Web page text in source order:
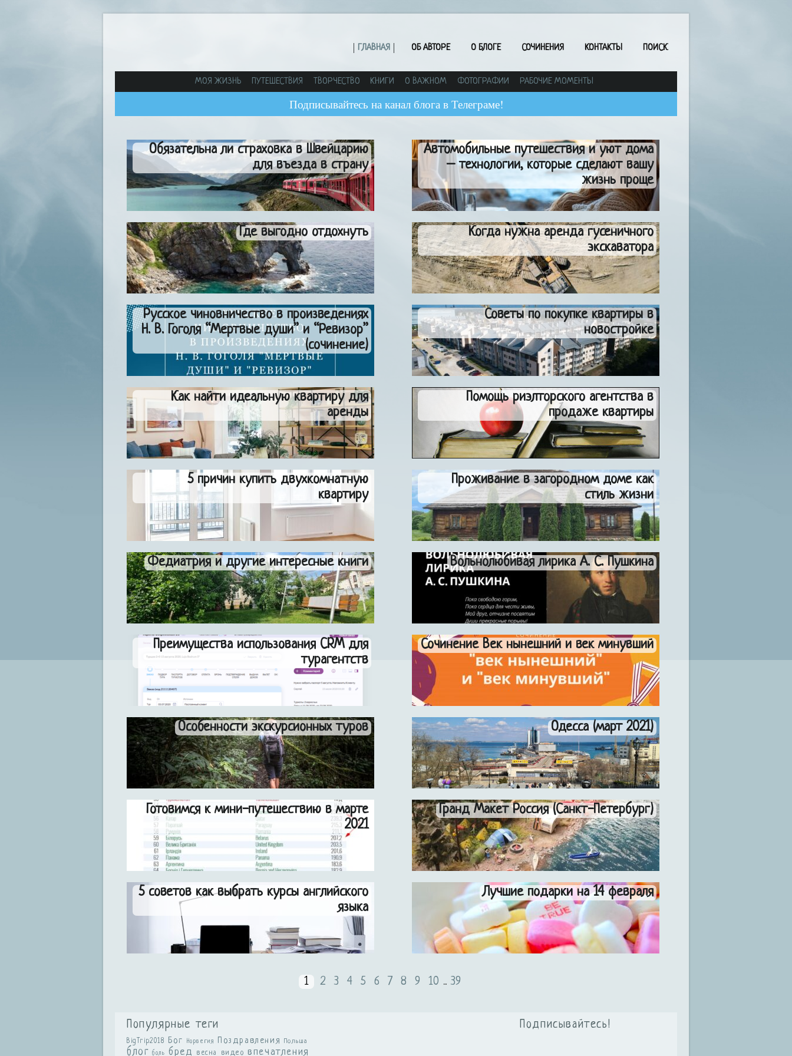
ГЛАВНАЯ ОБ АВТОРЕ О БЛОГЕ СОЧИНЕНИЯ КОНТАКТЫ ПОИСК
МОЯ ЖИЗНЬ ПУТЕШЕСТВИЯ ТВОРЧЕСТВО КНИГИ О ВАЖНОМ ФОТОГРАФИИ РАБОЧИЕ МОМЕНТЫ
Подписывайтесь на канал блога в Телеграме!
Обязательна ли страховка в Швейцарию
для въезда в страну
Автомобильные путешествия и уют дома
– технологии, которые сделают вашу
жизнь проще
Где выгодно отдохнуть
Когда нужна аренда гусеничного
экскаватора
Русское чиновничество в произведениях
Н. В. Гоголя “Мертвые души” и “Ревизор”
(сочинение)
Советы по покупке квартиры в
новостройке
Как найти идеальную квартиру для
аренды
Помощь риэлторского агентства в
продаже квартиры
5 причин купить двухкомнатную
квартиру
Проживание в загородном доме как
стиль жизни
Федиатрия и другие интересные книги Вольнолюбивая лирика А. С. Пушкина
Преимущества использования CRM для
турагентств
Сочинение Век нынешний и век минувший
Особенности экскурсионных туров Одесса (март 2021)
Готовимся к мини-путешествию в марте
2021
Гранд Макет Россия (Санкт-Петербург)
5 советов как выбрать курсы английского
языка
Лучшие подарки на 14 февраля
1 2 3 4 5 6 7 8 9 10 ... 39
Популярные теги
BigTrip2018 Бог Норвегия Поздравления Польша
блог боль бред весна видео впечатления
Подписывайтесь!